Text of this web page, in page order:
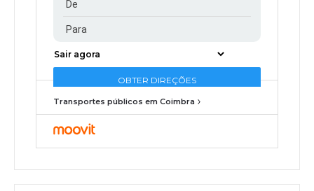
Transportes públicos em Coimbra